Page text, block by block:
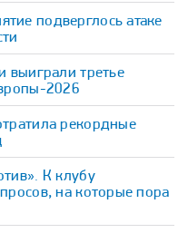
подверглось атаке
выиграли третье
2026
рекордные
К клубу
на которые пора